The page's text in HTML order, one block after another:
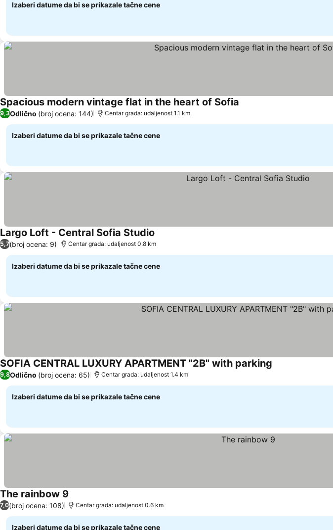
Izaberi datume da bi se prikazale tačne cene
Spacious modern vintage flat in the heart of Sofia
9,3Odlično (broj ocena: 144) Centar grada: udaljenost 1.1 km
Izaberi datume da bi se prikazale tačne cene
Largo Loft - Central Sofia Studio
5,7(broj ocena: 9) Centar grada: udaljenost 0.8 km
Izaberi datume da bi se prikazale tačne cene
SOFIA CENTRAL LUXURY APARTMENT "2B" with parking
9,8Odlično (broj ocena: 65) Centar grada: udaljenost 1.4 km
Izaberi datume da bi se prikazale tačne cene
The rainbow 9Pogledaj cene
7,0(broj ocena: 108) Centar grada: udaljenost 0.6 km
Izaberi datume da bi se prikazale tačne cene